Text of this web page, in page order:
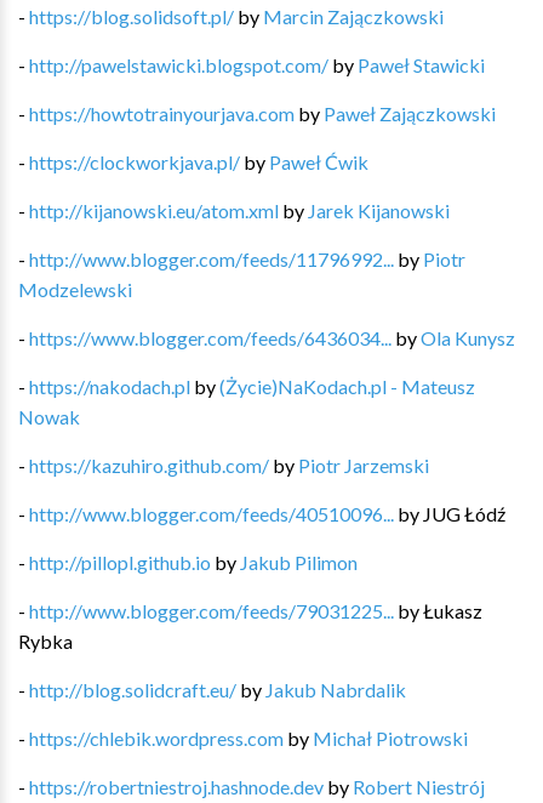
- https://blog.solidsoft.pl/ by Marcin Zajączkowski
- http://pawelstawicki.blogspot.com/ by Paweł Stawicki
- https://howtotrainyourjava.com by Paweł Zajączkowski
- https://clockworkjava.pl/ by Paweł Ćwik
- http://kijanowski.eu/atom.xml by Jarek Kijanowski
- http://www.blogger.com/feeds/11796992... by Piotr
Modzelewski
- https://www.blogger.com/feeds/6436034... byOla Kunysz
- https://nakodach.pl by(Życie)NaKodach.pl - Mateusz
Nowak
- https://kazuhiro.github.com/ by Piotr Jarzemski
- http://www.blogger.com/feeds/40510096... by JUG Łódź
- http://pillopl.github.io by Jakub Pilimon
- http://www.blogger.com/feeds/79031225... byŁukasz
Rybka
- http://blog.solidcraft.eu/ by Jakub Nabrdalik
- https://chlebik.wordpress.com by Michał Piotrowski
- https://robertniestroj.hashnode.dev by Robert Niestrój